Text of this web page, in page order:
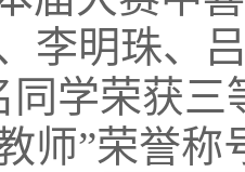
李明珠、
同学荣获
师”荣誉称